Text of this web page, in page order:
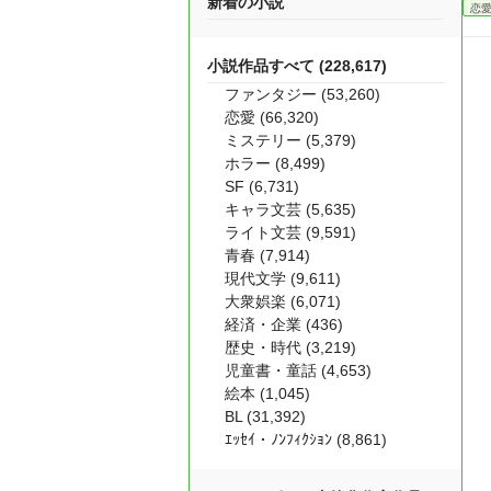
恋愛
小説作品すべて (228,617)
ファンタジー (53,260)
恋愛 (66,320)
ミステリー (5,379)
ホラー (8,499)
SF (6,731)
キャラ文芸 (5,635)
ライト文芸 (9,591)
青春 (7,914)
現代文学 (9,611)
大衆娯楽 (6,071)
経済・企業 (436)
歴史・時代 (3,219)
児童書・童話 (4,653)
絵本 (1,045)
BL (31,392)
ｴｯｾｲ・ﾉﾝﾌｨｸｼｮﾝ (8,861)